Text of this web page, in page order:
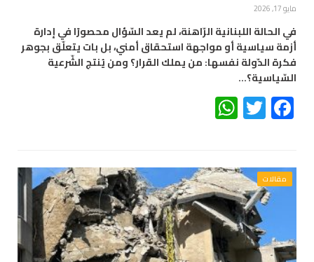
مايو 17, 2026
في الحالة اللبنانية الرّاهنة، لم يعد السّؤال محصورًا في إدارة
أزمة سياسية أو مواجهة استحقاق أمني، بل بات يتعلّق بجوهر
فكرة الدّولة نفسها: من يملك القرار؟ ومن يُنتج الشّرعية
السّياسية؟…
Facebook
Twitter
مقالات